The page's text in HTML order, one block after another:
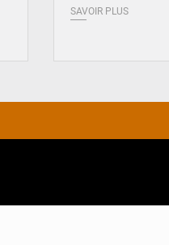
SAVOIR PLUS